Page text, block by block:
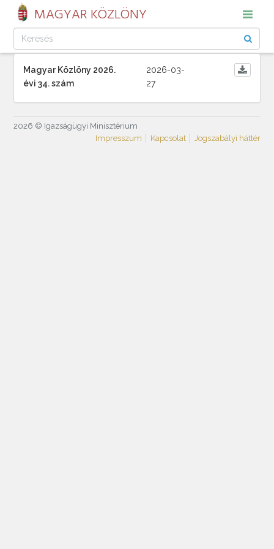
MAGYAR KÖZLÖNY
Magyar Közlöny 2026.
évi 34. szám
2026-03-
27
2026 © Igazságügyi Minisztérium
Impresszum
Kapcsolat Jogszabályi háttér